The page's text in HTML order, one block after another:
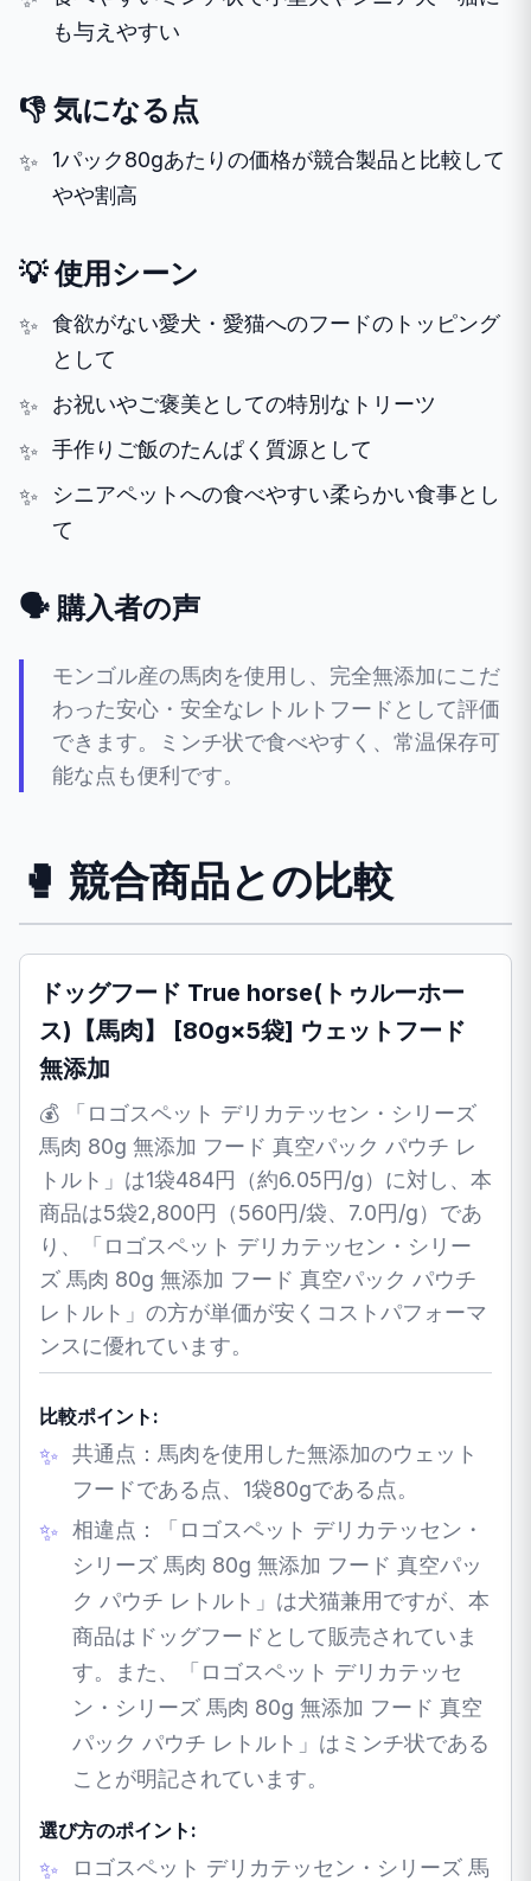
も与えやすい
👎 気になる点
1パック80gあたりの価格が競合製品と比較して
やや割高
💡 使用シーン
食欲がない愛犬・愛猫へのフードのトッピング
として
お祝いやご褒美としての特別なトリーツ
手作りご飯のたんぱく質源として
シニアペットへの食べやすい柔らかい食事とし
て
🗣️ 購入者の声
モンゴル産の馬肉を使用し、完全無添加にこだ
わった安心・安全なレトルトフードとして評価
できます。ミンチ状で食べやすく、常温保存可
能な点も便利です。
🥊 競合商品との比較
ドッグフード True horse(トゥルーホー
ス)【馬肉】 [80g×5袋] ウェットフード
無添加
💰 「ロゴスペット デリカテッセン・シリーズ
馬肉 80g 無添加 フード 真空パック パウチ レ
トルト」は1袋484円（約6.05円/g）に対し、本
商品は5袋2,800円（560円/袋、7.0円/g）であ
り、「ロゴスペット デリカテッセン・シリー
ズ 馬肉 80g 無添加 フード 真空パック パウチ
レトルト」の方が単価が安くコストパフォーマ
ンスに優れています。
比較ポイント:
共通点：馬肉を使用した無添加のウェット
フードである点、1袋80gである点。
相違点：「ロゴスペット デリカテッセン・
シリーズ 馬肉 80g 無添加 フード 真空パッ
ク パウチ レトルト」は犬猫兼用ですが、本
商品はドッグフードとして販売されていま
す。また、「ロゴスペット デリカテッセ
ン・シリーズ 馬肉 80g 無添加 フード 真空
パック パウチ レトルト」はミンチ状である
ことが明記されています。
選び方のポイント:
ロゴスペット デリカテッセン・シリーズ 馬